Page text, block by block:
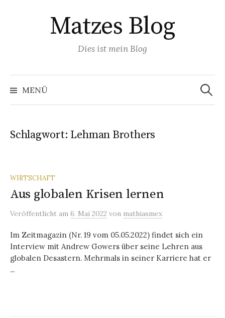
Matzes Blog
Dies ist mein Blog
MENÜ
Suchen
nach:
Schlagwort: Lehman Brothers
WIRTSCHAFT
Aus globalen Krisen lernen
Veröffentlicht am 6. Mai 2022 von mathiasmex
Im Zeitmagazin (Nr. 19 vom 05.05.2022) findet sich ein
Interview mit Andrew Gowers über seine Lehren aus
globalen Desastern. Mehrmals in seiner Karriere hat er
...